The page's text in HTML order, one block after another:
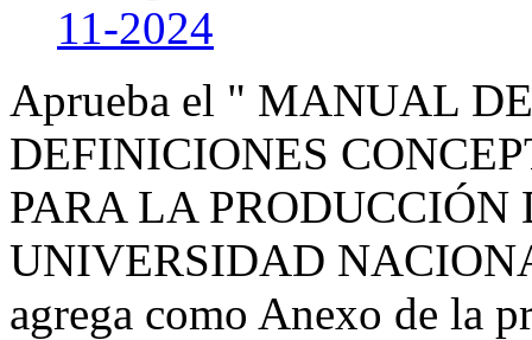
11-2024
Aprueba el " MANUAL
DEFINICIONES
PARA LA
UNIVERSIDAD
agrega como Anexo de la